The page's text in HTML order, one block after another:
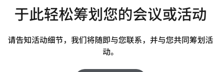
于此轻松筹划您的会议或活动
请告知活动细节，我们将随即与您联系，并与您共同筹划活
动。